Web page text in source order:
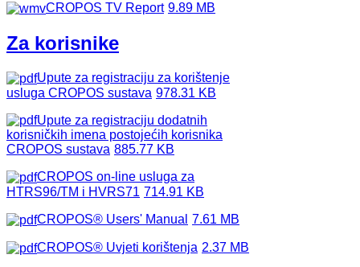
CROPOS TV Report 9.89 MB
Za korisnike
Upute za registraciju za korištenje
usluga CROPOS sustava 978.31 KB
Upute za registraciju dodatnih
korisničkih imena postojećih korisnika
CROPOS sustava 885.77 KB
CROPOS on-line usluga za
HTRS96/TM i HVRS71 714.91 KB
CROPOS® Users' Manual 7.61 MB
CROPOS® Uvjeti korištenja 2.37 MB